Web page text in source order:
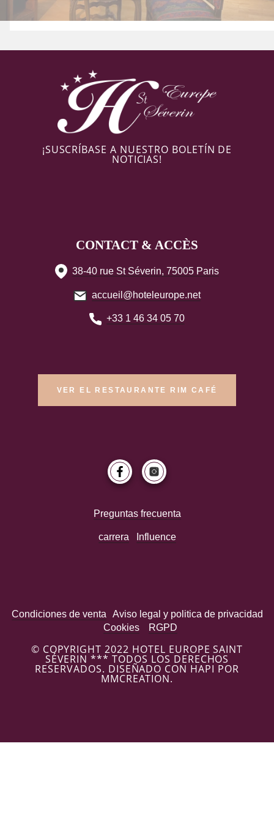
CONTACT & ACCÈS
38-40 rue St Séverin, 75005 Paris
accueil@hoteleurope.net
+33 1 46 34 05 70
¡SUSCRÍBASE A NUESTRO BOLETÍN DE
NOTICIAS!
VER EL RESTAURANTE RIM CAFÉ
Preguntas frecuenta
carrera Influence
Condiciones de venta
Aviso legal y politica de privacidad
Cookies
RGPD
© COPYRIGHT 2022 HOTEL EUROPE SAINT
SÉVERIN *** TODOS LOS DERECHOS
RESERVADOS. DISEÑADO CON HAPI POR
MMCREATION.